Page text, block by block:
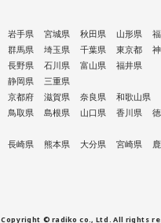
岩手県 宮城県 秋田県 山形県
群馬県 埼玉県 千葉県 東京都
長野県 石川県 富山県
福井県
静岡県
三重県
京都府 滋賀県 奈良県
和歌山県
鳥取県 島根県 山口県 香川県
長崎県 熊本県 大分県 宮崎県
Copyright © radiko co., Ltd. All rights